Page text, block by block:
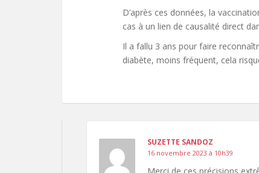
D’après ces données, la
cas à un lien de causalité direct
Il a fallu 3 ans pour faire
diabète, moins fréquent, cela
SUZETTE SANDOZ
16 novembre 2023 à 10h39